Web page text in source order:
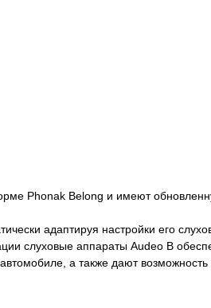
Phonak Belong и имеют
адаптируя настройки его
слуховые аппараты Audeo B
а также дают возможность